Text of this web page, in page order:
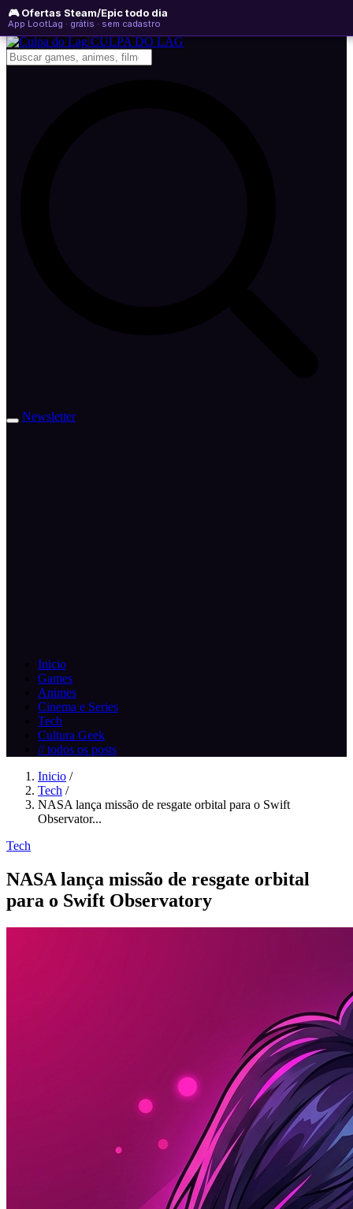
🎮 Ofertas Steam/Epic todo dia
App LootLag · grátis · sem cadastro
sábado, 08 de agosto de 2026 WhatsApp
Newsletter
CULPA DO LAG
Newsletter
Inicio
Games
Animes
Cinema e Series
Tech
Cultura Geek
// todos os posts
Inicio /
Tech /
NASA lança missão de resgate orbital para o Swift
Observator...
Tech
NASA lança missão de resgate orbital
para o Swift Observatory